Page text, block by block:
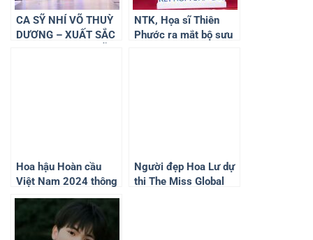
CA SỸ NHÍ VÕ THUỲ
DƯƠNG – XUẤT SẮC
NTK, Họa sĩ Thiên
Phước ra mắt bộ sưu
Hoa hậu Hoàn cầu
Việt Nam 2024 thông
báo tiết giảm quy mô
tổ chức để bày tỏ sự
kính trọng và niềm
Người đẹp Hoa Lư dự
thi The Miss Global